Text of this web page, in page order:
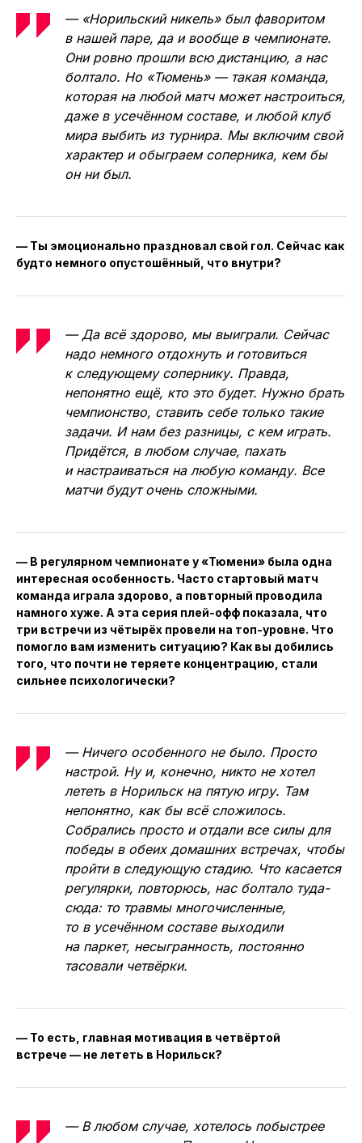
— «Норильский никель» был фаворитом
в нашей паре, да и вообще в чемпионате.
Они ровно прошли всю дистанцию, а нас
болтало. Но «Тюмень» — такая команда,
которая на любой матч может настроиться,
даже в усечённом составе, и любой клуб
мира выбить из турнира. Мы включим свой
характер и обыграем соперника, кем бы
он ни был.
— Ты эмоционально праздновал свой гол. Сейчас как
будто немного опустошённый, что внутри?
— Да всё здорово, мы выиграли. Сейчас
надо немного отдохнуть и готовиться
к следующему сопернику. Правда,
непонятно ещё, кто это будет. Нужно брать
чемпионство, ставить себе только такие
задачи. И нам без разницы, с кем играть.
Придётся, в любом случае, пахать
и настраиваться на любую команду. Все
матчи будут очень сложными.
— В регулярном чемпионате у «Тюмени» была одна
интересная особенность. Часто стартовый матч
команда играла здорово, а повторный проводила
намного хуже. А эта серия плей-офф показала, что
три встречи из чётырёх провели на топ-уровне. Что
помогло вам изменить ситуацию? Как вы добились
того, что почти не теряете концентрацию, стали
сильнее психологически?
— Ничего особенного не было. Просто
настрой. Ну и, конечно, никто не хотел
лететь в Норильск на пятую игру. Там
непонятно, как бы всё сложилось.
Собрались просто и отдали все силы для
победы в обеих домашних встречах, чтобы
пройти в следующую стадию. Что касается
регулярки, повторюсь, нас болтало туда-
сюда: то травмы многочисленные,
то в усечённом составе выходили
на паркет, несыгранность, постоянно
тасовали четвёрки.
— То есть, главная мотивация в четвёртой
встрече — не лететь в Норильск?
— В любом случае, хотелось побыстрее